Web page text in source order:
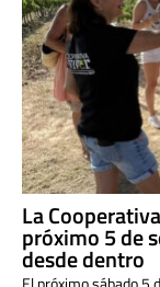
La
próximo 5 de
desde dentro